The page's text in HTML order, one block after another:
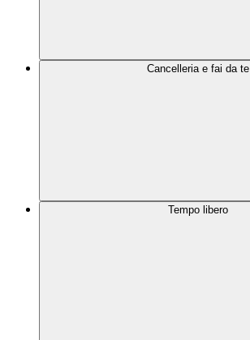
Cancelleria e fai da te
Tempo libero